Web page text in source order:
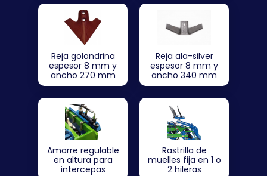
Reja golondrina
espesor 8 mm y
ancho 270 mm
Reja ala-silver
espesor 8 mm y
ancho 340 mm
Amarre regulable
en altura para
intercepas
Rastrilla de
muelles fija en 1 o
2 hileras